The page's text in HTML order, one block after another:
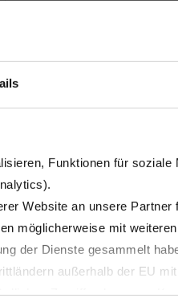
Funktionen für soziale
Website an unsere Partner
möglicherweise mit
der Dienste gesammelt
außerhalb der EU
Zugriffen bzw. von